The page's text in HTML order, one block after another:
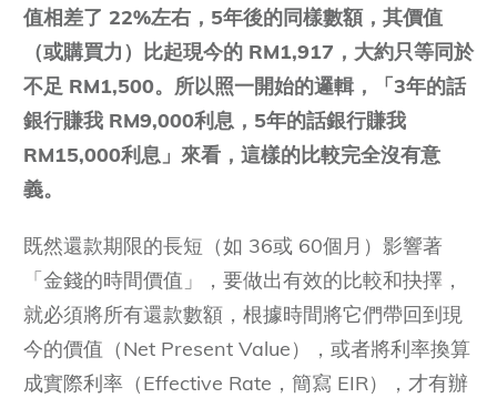
值相差了 22%左右，5年後的同樣數額，其價值
（或購買力）比起現今的 RM1,917，大約只等同於
不足 RM1,500。所以照一開始的邏輯，「3年的話
銀行賺我 RM9,000利息，5年的話銀行賺我
RM15,000利息」來看，這樣的比較完全沒有意
義。
既然還款期限的長短（如 36或 60個月）影響著
「金錢的時間價值」，要做出有效的比較和抉擇，
就必須將所有還款數額，根據時間將它們帶回到現
今的價值（Net Present Value），或者將利率換算
成實際利率（Effective Rate，簡寫 EIR），才有辦